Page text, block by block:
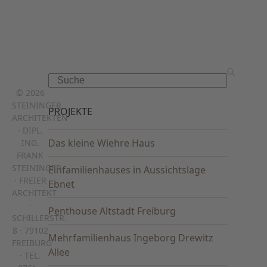
Search
PROJEKTE
Das kleine Wiehre Haus
Einfamilienhauses in Aussichtslage
Ebnet
Penthouse Altstadt Freiburg
Mehrfamilienhaus Ingeborg Drewitz
Allee
© 2026
STEININGER
ARCHITEKTEN
· DIPL.
ING.
FRANK
STEININGER
· FREIER
ARCHITEKT
SCHILLERSTR.
8 · 79102
FREIBURG
· TEL.